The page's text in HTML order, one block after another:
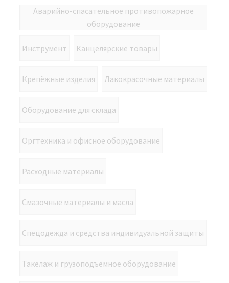
Аварийно-спасательное противопожарное
оборудование
Инструмент Канцелярские товары
Крепёжные изделия Лакокрасочные материалы
Оборудование для склада
Оргтехника и офисное оборудование
Расходные материалы
Смазочные материалы и масла
Спецодежда и средства индивидуальной защиты
Такелаж и грузоподъёмное оборудование